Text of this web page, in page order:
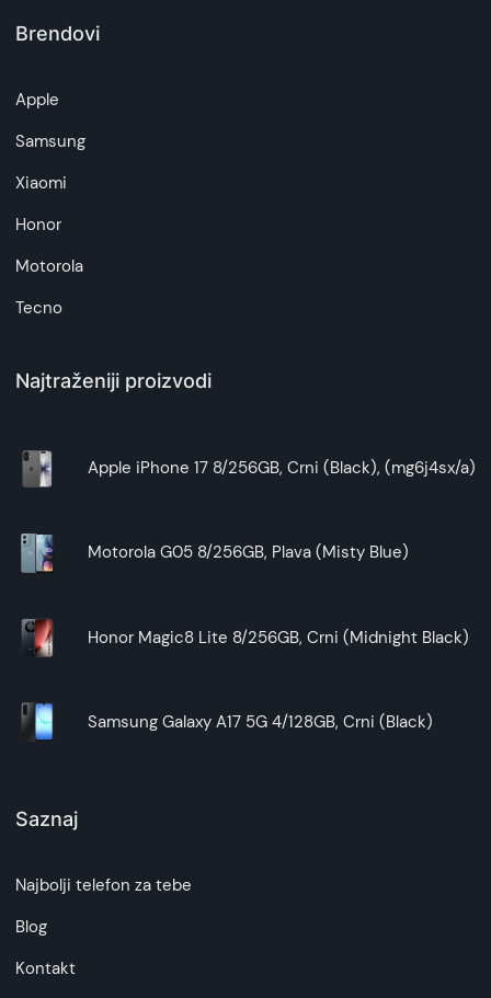
Napomena:
da garantuje da su svi podaci apsolutno ispravni.
Brendovi
Apple
Samsung
Xiaomi
Honor
Motorola
Tecno
Najtraženiji proizvodi
Apple iPhone 17 8/256GB, Crni (Black), (mg6j4sx/a)
Motorola G05 8/256GB, Plava (Misty Blue)
Honor Magic8 Lite 8/256GB, Crni (Midnight Black)
Samsung Galaxy A17 5G 4/128GB, Crni (Black)
Saznaj
Najbolji telefon za tebe
Blog
Kontakt